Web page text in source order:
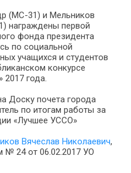
(МС-31) и Мельников
награждены первой
фонда президента
по социальной
учащихся и студентов
конкурсе
2017 года.
Доску почета города
по итогам работы за
«Лучшее УССО»
Вячеслав Николаевич,
№ 24 от 06.02.2017 УО